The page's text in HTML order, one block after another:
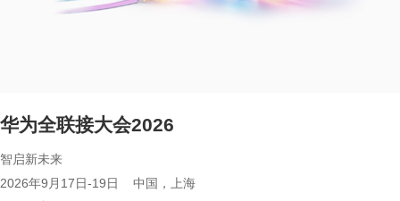
华为全联接大会2026
智启新未来
2026年9月17日-19日 中国，上海